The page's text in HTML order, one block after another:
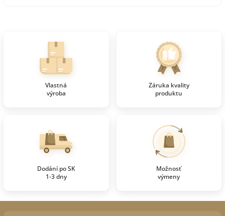
Vlastná
výroba
Záruka kvality
produktu
Dodání po SK
1-3 dny
Možnosť
výmeny